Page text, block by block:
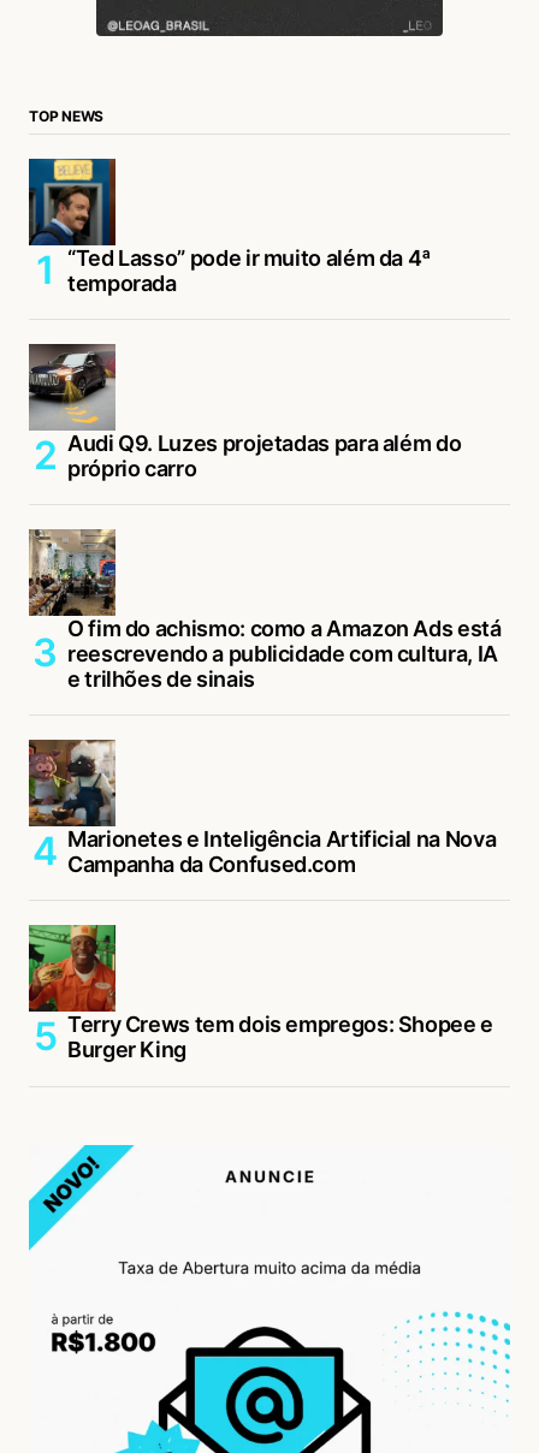
TOP NEWS
“Ted Lasso” pode ir muito além da 4ª
temporada
Audi Q9. Luzes projetadas para além do
próprio carro
O fim do achismo: como a Amazon Ads está
reescrevendo a publicidade com cultura, IA
e trilhões de sinais
Marionetes e Inteligência Artificial na Nova
Campanha da Confused.com
Terry Crews tem dois empregos: Shopee e
Burger King